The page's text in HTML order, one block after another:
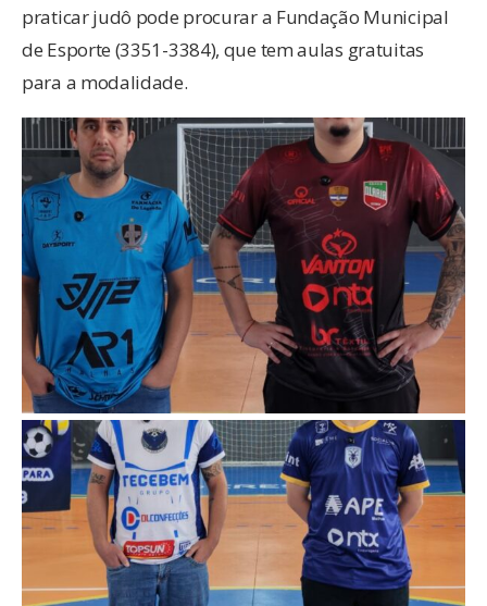
praticar judô pode procurar a Fundação Municipal
de Esporte (3351-3384), que tem aulas gratuitas
para a modalidade.